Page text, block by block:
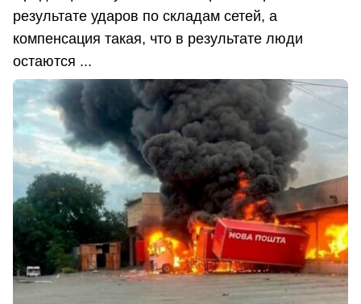
результате ударов по складам сетей, а
компенсация такая, что в результате люди
остаются ...